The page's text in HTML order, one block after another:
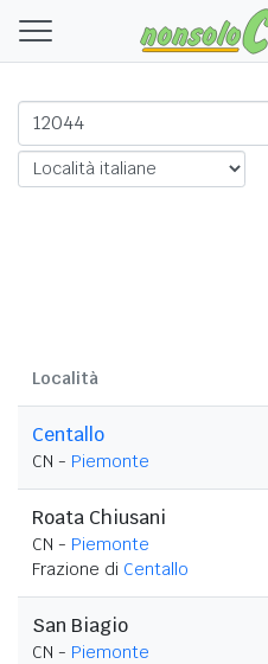
Località
Centallo
CN - Piemonte
Roata Chiusani
CN - Piemonte
Frazione di Centallo
San Biagio
CN - Piemonte